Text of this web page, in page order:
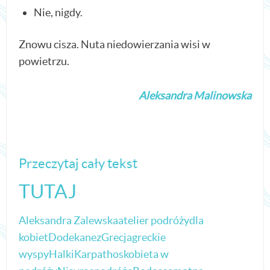
Nie, nigdy.
Znowu cisza. Nuta niedowierzania wisi w
powietrzu.
Aleksandra Malinowska
Przeczytaj cały tekst
TUTAJ
Aleksandra Zalewskaatelier podróżydla
kobietDodekanezGrecjagreckie
wyspyHalkiKarpathoskobieta w